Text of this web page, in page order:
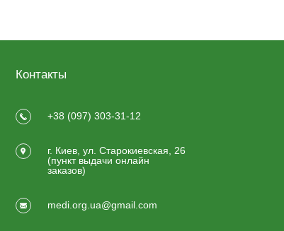
Контакты
+38 (097) 303-31-12
г. Киев, ул. Старокиевская, 26
(пункт выдачи онлайн
заказов)
medi.org.ua@gmail.com